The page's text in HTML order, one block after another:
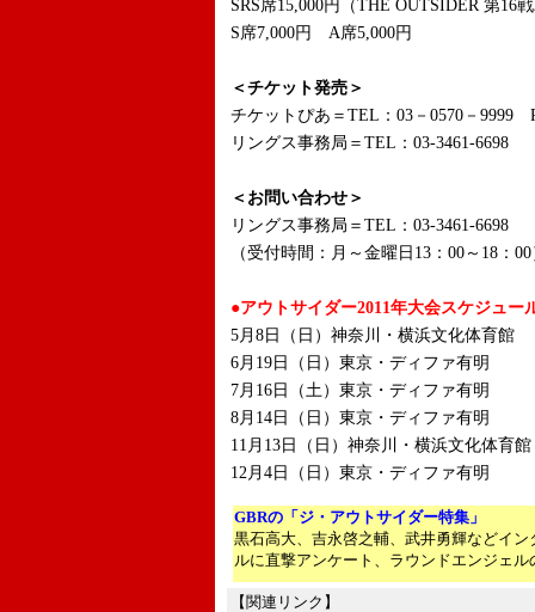
SRS席15,000円（THE OUTSIDER 第
S席7,000円 A席5,000円
＜チケット発売＞
チケットぴあ＝TEL：03－0570－9999
リングス事務局＝TEL：03-3461-6698
＜お問い合わせ＞
リングス事務局＝TEL：03-3461-6698
（受付時間：月～金曜日13：00～18：
●アウトサイダー2011年大会スケジュー
5月8日（日）神奈川・横浜文化体育館
6月19日（日）東京・ディファ有明
7月16日（土）東京・ディファ有明
8月14日（日）東京・ディファ有明
11月13日（日）神奈川・横浜文化体育館
12月4日（日）東京・ディファ有明
GBRの 「ジ・アウトサイダー特集 」
黒石高大、吉永啓之輔、武井勇輝などイ
ルに直撃アンケート、ラウンドエンジェ
【関連リンク】